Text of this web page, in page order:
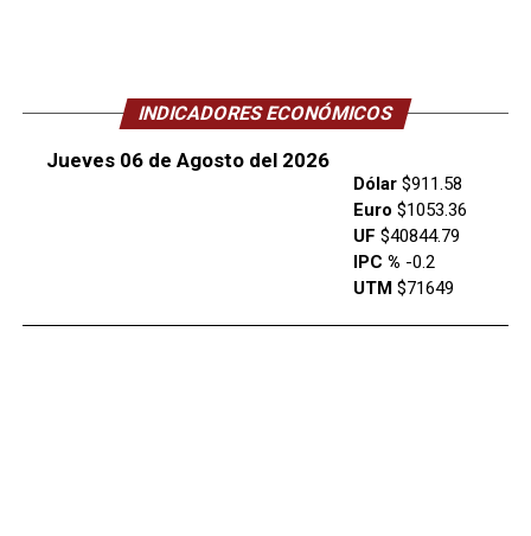
INDICADORES ECONÓMICOS
Jueves 06 de Agosto del 2026
Dólar$911.58
Euro $1053.36
UF $40844.79
IPC % -0.2
UTM $71649